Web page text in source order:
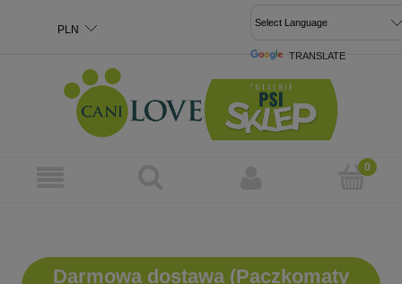
TRANSLATE
Darmowa dostawa (Paczkomaty